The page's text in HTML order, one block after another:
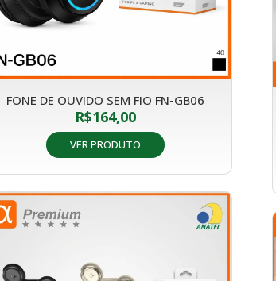
FONE DE OUVIDO SEM FIO FN-GB06
R$164,00
VER PRODUTO